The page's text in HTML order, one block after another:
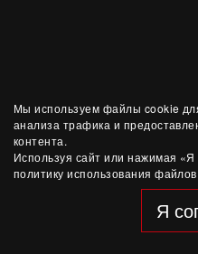
Мы используем файлы cookie
анализа трафика и
контента.
Используя сайт или нажимая
политику использования
Я